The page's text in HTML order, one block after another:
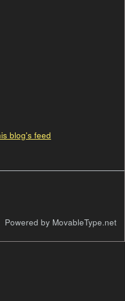
blog's feed
Powered by MovableType.net